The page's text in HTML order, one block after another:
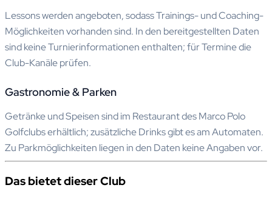
Lessons werden angeboten, sodass Trainings- und Coaching-
Möglichkeiten vorhanden sind. In den bereitgestellten Daten
sind keine Turnierinformationen enthalten; für Termine die
Club-Kanäle prüfen.
Gastronomie & Parken
Getränke und Speisen sind im Restaurant des Marco Polo
Golfclubs erhältlich; zusätzliche Drinks gibt es am Automaten.
Zu Parkmöglichkeiten liegen in den Daten keine Angaben vor.
Das bietet dieser Club